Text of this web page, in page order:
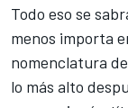
Todo eso se
menos importa
nomenclatura
lo más alto